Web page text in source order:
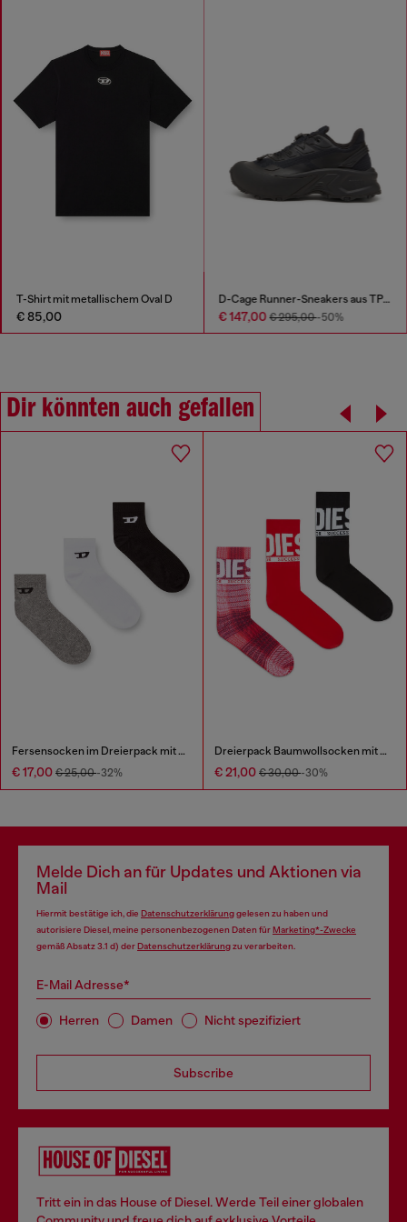
T-Shirt mit metallischem Oval D
€ 85,00
D-Cage Runner-Sneakers aus TPU-besetztem Ripstop
€ 147,00€ 295,00-50%
Dir könnten auch gefallen
Fersensocken im Dreierpack mit D-Logo
€ 17,00 € 25,00-32%
Dreierpack Baumwollsocken mit Logo
€ 21,00 € 30,00-30%
Melde Dich an für Updates und Aktionen via
Mail
Hiermit bestätige ich, die Datenschutzerklärunggelesen zu haben und
autorisiere Diesel, meine personenbezogenen Daten fürMarketing*-Zwecke
gemäß Absatz 3.1 d) derDatenschutzerklärungzu verarbeiten.
E-Mail Adresse*
Herren Damen Nicht spezifiziert
Subscribe
Tritt ein in das House of Diesel. Werde Teil einer globalen